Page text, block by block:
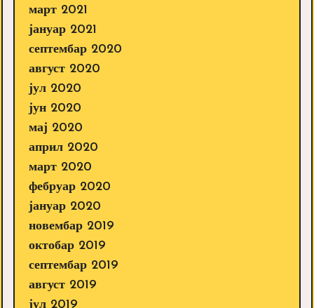
март 2021
јануар 2021
септембар 2020
август 2020
јул 2020
јун 2020
мај 2020
април 2020
март 2020
фебруар 2020
јануар 2020
новембар 2019
октобар 2019
септембар 2019
август 2019
јул 2019